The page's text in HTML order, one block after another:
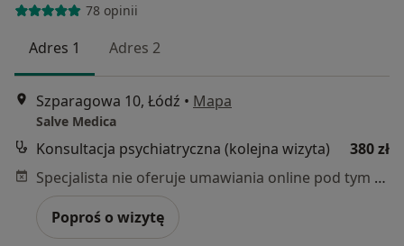
78 opinii
Adres 1 Adres 2
Szparagowa 10, Łódź • Mapa
Salve Medica
Konsultacja psychiatryczna (kolejna wizyta)
380 zł
Specjalista nie oferuje umawiania online pod tym adresem.
Poproś o wizytę